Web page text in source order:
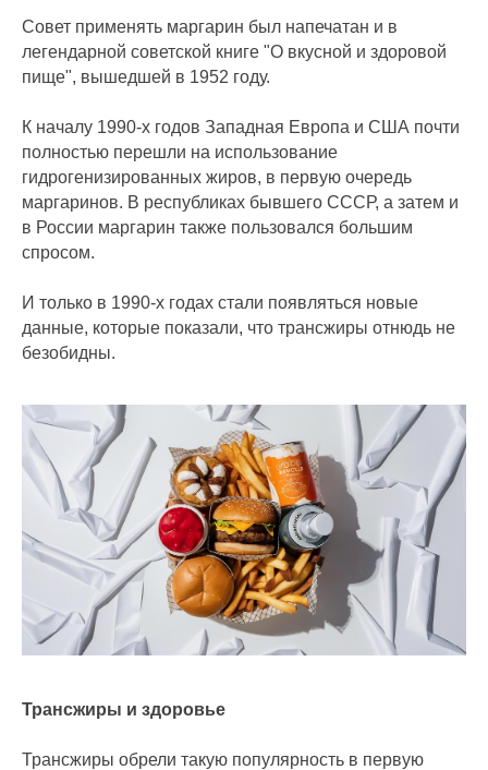
Совет применять маргарин был напечатан и в
легендарной советской книге "О вкусной и здоровой
пище", вышедшей в 1952 году.
К началу 1990-х годов Западная Европа и США почти
полностью перешли на использование
гидрогенизированных жиров, в первую очередь
маргаринов. В республиках бывшего СССР, а затем и
в России маргарин также пользовался большим
спросом.
И только в 1990-х годах стали появляться новые
данные, которые показали, что трансжиры отнюдь не
безобидны.
Трансжиры и здоровье
Трансжиры обрели такую популярность в первую